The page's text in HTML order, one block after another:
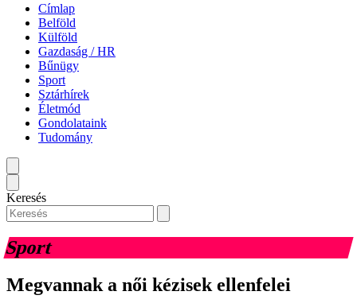
Címlap
Belföld
Külföld
Gazdaság / HR
Bűnügy
Sport
Sztárhírek
Életmód
Gondolataink
Tudomány
Keresés
Sport
Megvannak a női kézisek ellenfelei